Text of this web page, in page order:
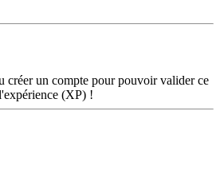
créer un compte pour pouvoir valider ce
(XP) !